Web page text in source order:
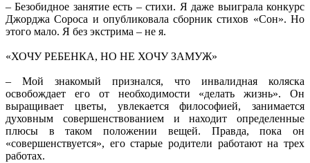
– Безобидное занятие есть – стихи. Я даже выиграла конкурс
Джорджа Сороса и опубликовала сборник стихов «Сон». Но
этого мало. Я без экстрима – не я.
«ХОЧУ РЕБЕНКА, НО НЕ ХОЧУ ЗАМУЖ»
– Мой знакомый признался, что инвалидная коляска
освобождает его от необходимости «делать жизнь». Он
выращивает цветы, увлекается философией, занимается
духовным совершенствованием и находит определенные
плюсы в таком положении вещей. Правда, пока он
«совершенствуется», его старые родители работают на трех
работах.